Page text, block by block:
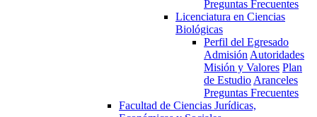
Preguntas Frecuentes
Licenciatura en Ciencias
Biológicas
Perfil del Egresado
AdmisiónAutoridades
Misión y Valores Plan
de EstudioAranceles
Preguntas Frecuentes
Facultad de Ciencias Jurídicas,